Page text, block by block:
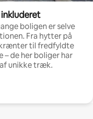
boligen er selve
Fra hytter på
til fredfyldte
– de her boliger har
unikke træk.